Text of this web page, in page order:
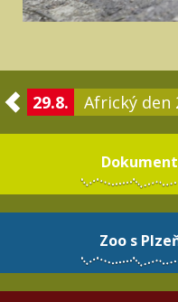
29.8. Africký den
Zoo s